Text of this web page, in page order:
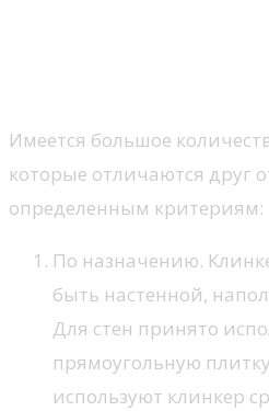
Имеется большое
которые отличаются друг
определенным критериям:
По назначению.
быть настенной,
Для стен принято
прямоугольную
используют клинкер